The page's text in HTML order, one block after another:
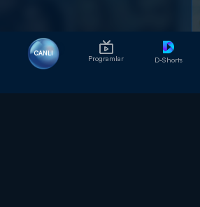
CANLI
Programlar D-Shorts